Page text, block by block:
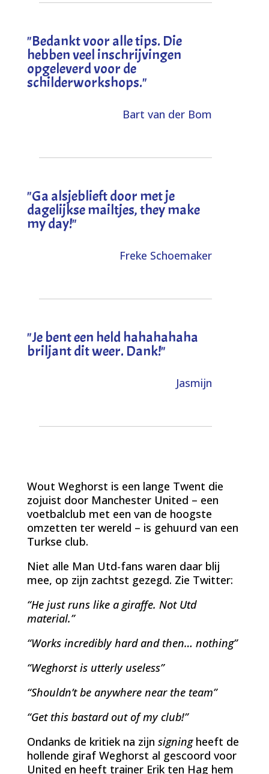
"Bedankt voor alle tips. Die
hebben veel inschrijvingen
opgeleverd voor de
schilderworkshops."
Bart van der Bom
"Ga alsjeblieft door met je
dagelijkse mailtjes, they make
my day!"
Freke Schoemaker
"Je bent een held hahahahaha
briljant dit weer. Dank!"
Jasmijn
Wout Weghorst is een lange Twent die
zojuist door Manchester United – een
voetbalclub met een van de hoogste
omzetten ter wereld – is gehuurd van een
Turkse club.
Niet alle Man Utd-fans waren daar blij
mee, op zijn zachtst gezegd. Zie Twitter:
“He just runs like a giraffe. Not Utd
material.”
“Works incredibly hard and then… nothing”
“Weghorst is utterly useless”
“Shouldn’t be anywhere near the team”
“Get this bastard out of my club!”
Ondanks de kritiek na zijn signingheeft de
hollende giraf Weghorst al gescoord voor
United en heeft trainer Erik ten Hag hem